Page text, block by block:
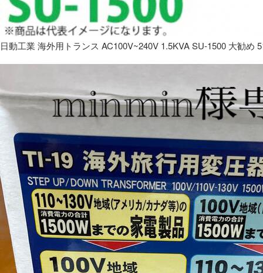
日動工業 海外用トランス AC100V~240V 1.5KVA SU-1500 大勧め